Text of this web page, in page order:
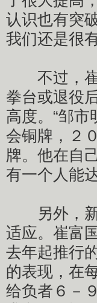
认识也有突
我们还是很
不过，崔
拳台或退役
高度。“邹
会铜牌，２
牌。他在自
有一个人能
另外，新
适应。崔富
去年起推行
的表现，在
给负者６－